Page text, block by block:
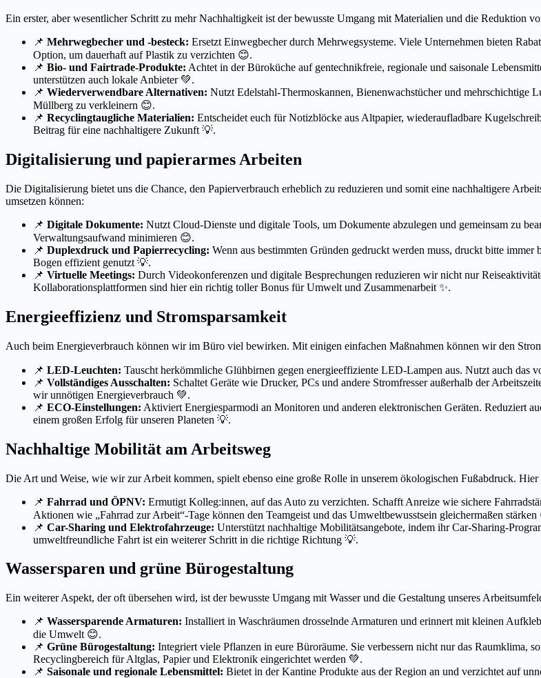
Ein erster, aber wesentlicher Schritt zu mehr Nachhaltigkeit ist der bewusste Umgang mit Materialien und die Reduktion
📌 Mehrwegbecher und -besteck: Ersetzt Einwegbecher durch Mehrwegsysteme. Viele Unternehmen bieten
Option, um dauerhaft auf Plastik zu verzichten 😊.
📌 Bio- und Fairtrade-Produkte: Achtet in der Büroküche auf gentechnikfreie, regionale und saisonale
unterstützen auch lokale Anbieter 💚.
📌 Wiederverwendbare Alternativen: Nutzt Edelstahl-Thermoskannen, Bienenwachstücher und mehrschichtige
Müllberg zu verkleinern 😊.
📌 Recyclingtaugliche Materialien: Entscheidet euch für Notizblöcke aus Altpapier, wiederaufladbare
Beitrag für eine nachhaltigere Zukunft 💡.
Digitalisierung und papierarmes Arbeiten
Die Digitalisierung bietet uns die Chance, den Papierverbrauch erheblich zu reduzieren und somit eine nachhaltigere
umsetzen können:
📌 Digitale Dokumente: Nutzt Cloud-Dienste und digitale Tools, um Dokumente abzulegen und gemeinsam zu
Verwaltungsaufwand minimieren 😊.
📌 Duplexdruck und Papierrecycling: Wenn aus bestimmten Gründen gedruckt werden muss, druckt bitte
Bogen effizient genutzt 💡.
📌 Virtuelle Meetings: Durch Videokonferenzen und digitale Besprechungen reduzieren wir nicht nur
Kollaborationsplattformen sind hier ein richtig toller Bonus für Umwelt und Zusammenarbeit ✨.
Energieeffizienz und Stromsparsamkeit
Auch beim Energieverbrauch können wir im Büro viel bewirken. Mit einigen einfachen Maßnahmen können wir den
📌 LED-Leuchten: Tauscht herkömmliche Glühbirnen gegen energieeffiziente LED-Lampen aus. Nutzt auch das
📌 Vollständiges Ausschalten: Schaltet Geräte wie Drucker, PCs und andere Stromfresser außerhalb der
wir unnötigen Energieverbrauch 💚.
📌 ECO-Einstellungen: Aktiviert Energiesparmodi an Monitoren und anderen elektronischen Geräten. Reduziert
einem großen Erfolg für unseren Planeten 💡.
Nachhaltige Mobilität am Arbeitsweg
Die Art und Weise, wie wir zur Arbeit kommen, spielt ebenso eine große Rolle in unserem ökologischen Fußabdruck.
📌 Fahrrad und ÖPNV: Ermutigt Kolleg:innen, auf das Auto zu verzichten. Schafft Anreize wie sichere
Aktionen wie „Fahrrad zur Arbeit“-Tage können den Teamgeist und das Umweltbewusstsein gleichermaßen stärken
📌 Car-Sharing und Elektrofahrzeuge: Unterstützt nachhaltige Mobilitätsangebote, indem ihr Car-Sharing-
umweltfreundliche Fahrt ist ein weiterer Schritt in die richtige Richtung 💡.
Wassersparen und grüne Bürogestaltung
Ein weiterer Aspekt, der oft übersehen wird, ist der bewusste Umgang mit Wasser und die Gestaltung unseres
📌 Wassersparende Armaturen: Installiert in Waschräumen drosselnde Armaturen und erinnert mit kleinen
die Umwelt 😊.
📌 Grüne Bürogestaltung: Integriert viele Pflanzen in eure Büroräume. Sie verbessern nicht nur das Raumklima,
Recyclingbereich für Altglas, Papier und Elektronik eingerichtet werden 💚.
📌 Saisonale und regionale Lebensmittel: Bietet in der Kantine Produkte aus der Region an und verzichtet auf